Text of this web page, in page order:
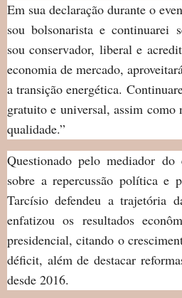
Em sua declaração durante o
sou bolsonarista e continuarei
sou conservador, liberal e
economia de mercado,
a transição energética.
gratuito e universal, assim como
qualidade.”
Questionado pelo mediador
sobre a repercussão política e
Tarcísio defendeu a trajetória
enfatizou os resultados
presidencial, citando o
déficit, além de destacar
desde 2016.